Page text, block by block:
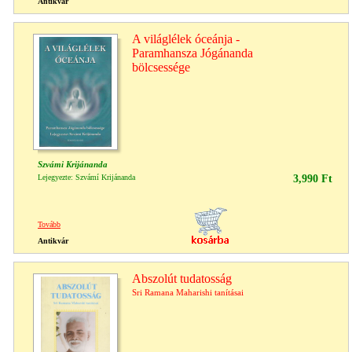
A világlélek óceánja -
Paramhansza Jógánanda
bölcsessége
Szvámi Krijánanda
Lejegyezte: Szvámí Krijánanda 3,990 Ft
Tovább
Antikvár
Abszolút tudatosság
Sri Ramana Maharishi tanításai